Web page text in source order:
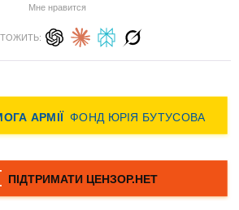
Мне нравится